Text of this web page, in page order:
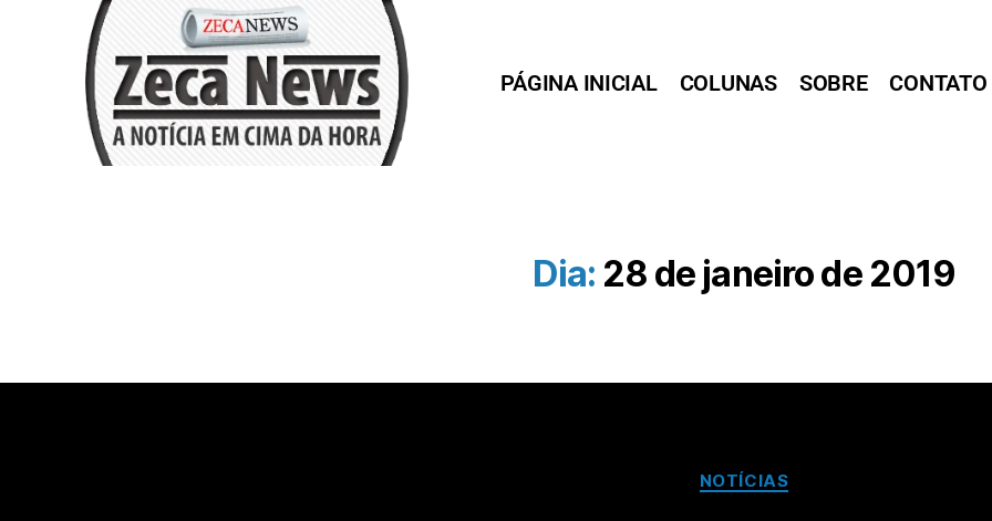
PÁGINA INICIAL COLUNAS SOBRE CONTATO
Dia: 28 de janeiro de 2019
NOTÍCIAS